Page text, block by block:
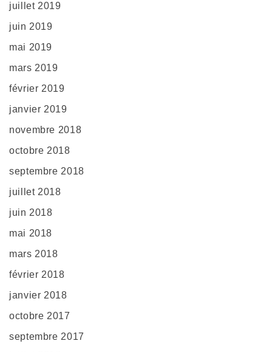
juillet 2019
juin 2019
mai 2019
mars 2019
février 2019
janvier 2019
novembre 2018
octobre 2018
septembre 2018
juillet 2018
juin 2018
mai 2018
mars 2018
février 2018
janvier 2018
octobre 2017
septembre 2017